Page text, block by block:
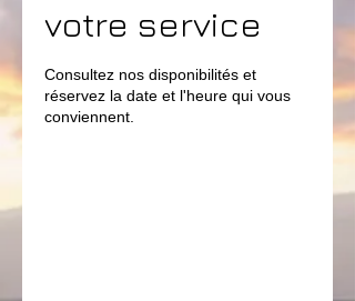
votre service
Consultez nos disponibilités et
réservez la date et l'heure qui vous
conviennent.